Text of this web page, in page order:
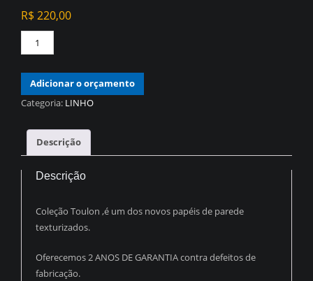
R$ 220,00
PAPEL
DE
PAREDE
VINÍLICO
LINHO
FERRUGEM
quantidade
Adicionar o orçamento
Categoria: LINHO
Descrição
Descrição
Coleção Toulon ,é um dos novos papéis de parede
texturizados.
Oferecemos 2 ANOS DE GARANTIA contra defeitos de
fabricação.